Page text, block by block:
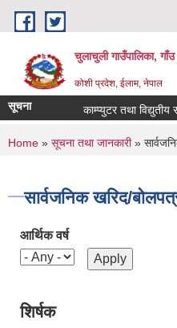
Skip to main content
चुलाचुली गाउँपालिका, गाँउ
कोशी प्रदेश, ईलाम, नेपाल
सूचना काम्प्युटर तथा विद्युतीय
You are here
Home » सूचना तथा जानकारी»
सार्वजनिक खरिद/
आर्थिक वर्ष
शिर्षक